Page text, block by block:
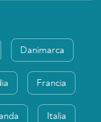
Danimarca
Francia
Italia